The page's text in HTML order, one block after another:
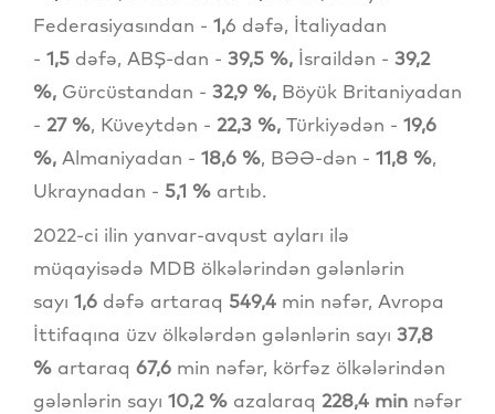
Federasiyasından - 1,6 dəfə, İtaliyadan
- 1,5 dəfə, ABŞ-dan - 39,5 %, İsraildən - 39,2
%, Gürcüstandan - 32,9 %, Böyük Britaniyadan
- 27 %, Küveytdən - 22,3 %, Türkiyədən - 19,6
%, Almaniyadan - 18,6 %, BƏƏ-dən - 11,8 %,
Ukraynadan - 5,1 % artıb.
2022-ci ilin yanvar-avqust ayları ilə
müqayisədə MDB ölkələrindən gələnlərin
sayı 1,6 dəfə artaraq 549,4 min nəfər, Avropa
İttifaqına üzv ölkələrdən gələnlərin sayı 37,8
% artaraq 67,6 min nəfər, körfəz ölkələrindən
gələnlərin sayı 10,2 % azalaraq 228,4 min nəfər